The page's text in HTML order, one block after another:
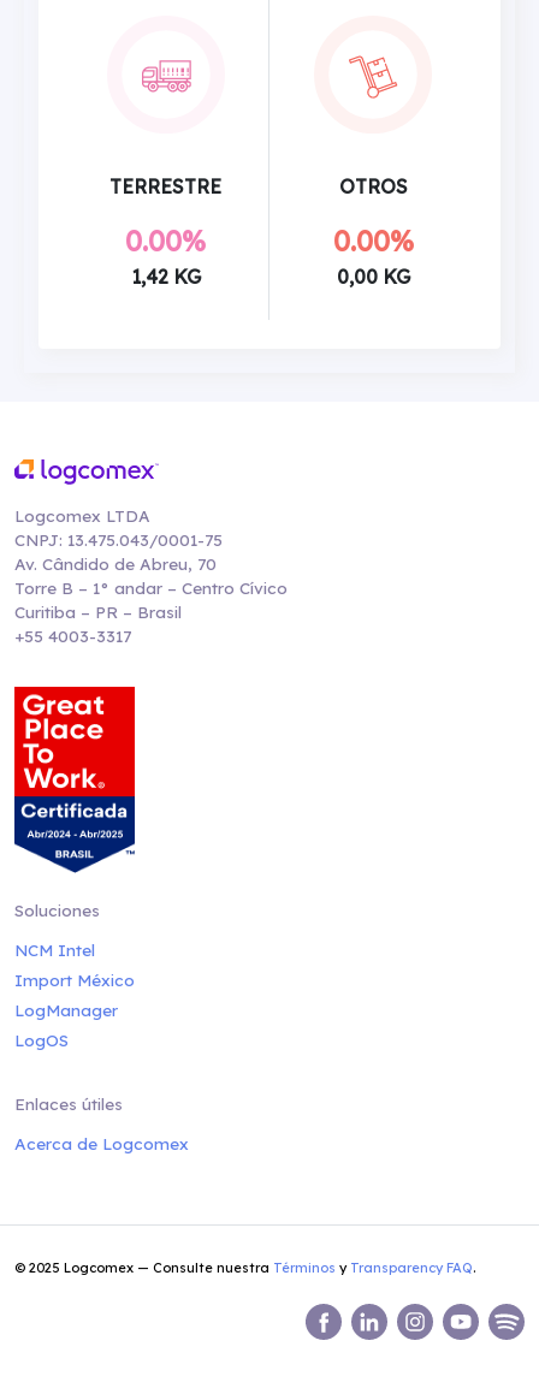
TERRESTRE
0.00%
1,42 KG
OTROS
0.00%
0,00 KG
Logcomex LTDA
CNPJ: 13.475.043/0001-75
Av. Cândido de Abreu, 70
Torre B – 1° andar – Centro Cívico
Curitiba – PR – Brasil
+55 4003-3317
Soluciones
NCM Intel
Import México
LogManager
LogOS
Enlaces útiles
Acerca de Logcomex
© 2025 Logcomex — Consulte nuestra Términos y Transparency FAQ.